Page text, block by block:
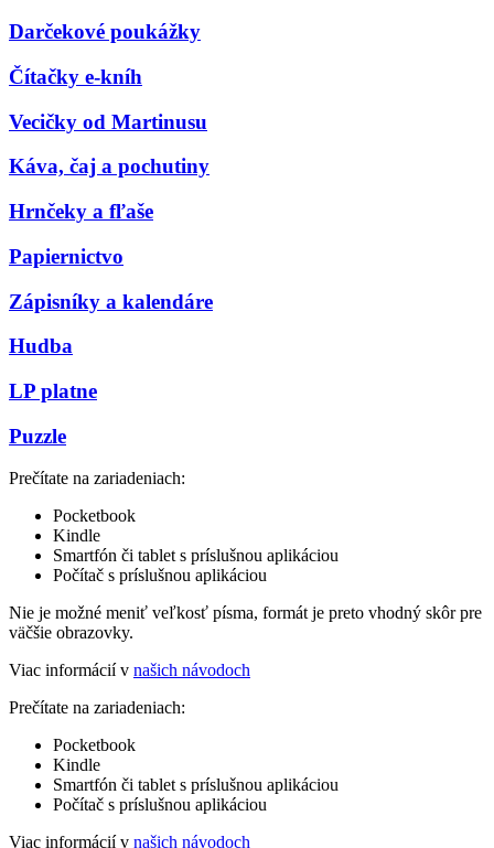
Darčekové poukážky
Čítačky e-kníh
Vecičky od Martinusu
Káva, čaj a pochutiny
Hrnčeky a fľaše
Papiernictvo
Zápisníky a kalendáre
Hudba
LP platne
Puzzle
Prečítate na zariadeniach:
Pocketbook
Kindle
Smartfón či tablet s príslušnou aplikáciou
Počítač s príslušnou aplikáciou
Nie je možné meniť veľkosť písma, formát je preto vhodný skôr pre
väčšie obrazovky.
Viac informácií v našich návodoch
Prečítate na zariadeniach:
Pocketbook
Kindle
Smartfón či tablet s príslušnou aplikáciou
Počítač s príslušnou aplikáciou
Viac informácií v našich návodoch